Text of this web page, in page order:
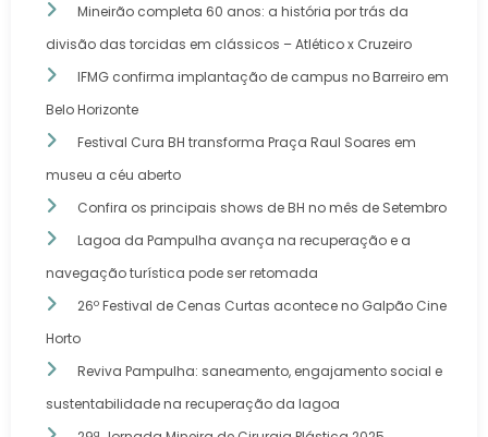
Mineirão completa 60 anos: a história por trás da
divisão das torcidas em clássicos – Atlético x Cruzeiro
IFMG confirma implantação de campus no Barreiro em
Belo Horizonte
Festival Cura BH transforma Praça Raul Soares em
museu a céu aberto
Confira os principais shows de BH no mês de Setembro
Lagoa da Pampulha avança na recuperação e a
navegação turística pode ser retomada
26º Festival de Cenas Curtas acontece no Galpão Cine
Horto
Reviva Pampulha: saneamento, engajamento social e
sustentabilidade na recuperação da lagoa